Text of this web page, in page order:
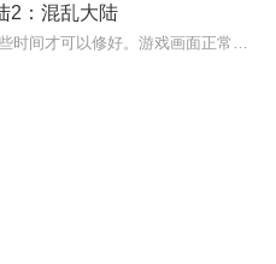
2：混乱大陆